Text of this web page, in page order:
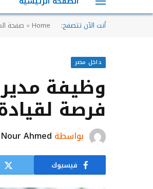
أنت الآن تتصفح: Home
» صفحة
داخل مصر
وظيفة
فرصة
بواسطة Nour Ahmed
فيسبوك